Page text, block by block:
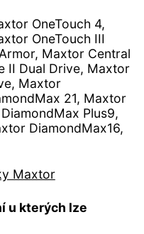
OneTouch 4,
OneTouch III
Maxtor Central
II Dual Drive, Maxtor
Maxtor
21, Maxtor
Plus9,
DiamondMax16,
Maxtor
u kterých lze